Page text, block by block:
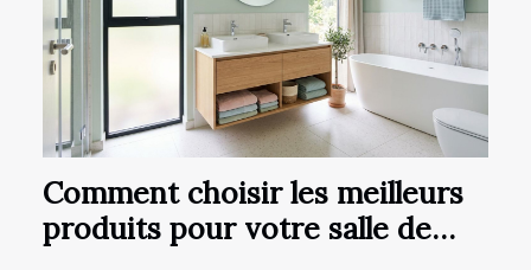
Comment choisir les meilleurs
produits pour votre salle de